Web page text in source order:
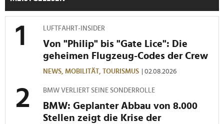
LUFTFAHRT-INSIDER
Von "Philip" bis "Gate Lice": Die
geheimen Flugzeug-Codes der Crew
NEWS, MOBILITÄT, TOURISMUS | 02.08.2026
BMW VERLIERT SEINE SONDERROLLE
BMW: Geplanter Abbau von 8.000
Stellen zeigt die Krise der